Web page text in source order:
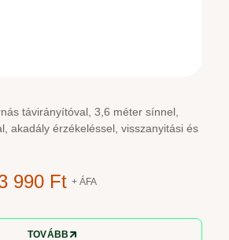
távirányítóval, 3,6 méter sínnel,
akadály érzékeléssel, visszanyitási és
990 Ft + ÁFA
TOVÁBB